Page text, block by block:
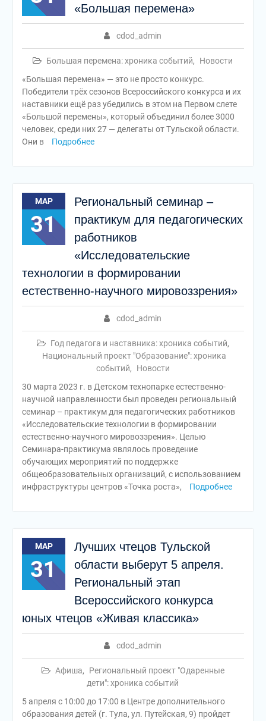
«Большая перемена»
cdod_admin
Большая перемена: хроника событий,
Новости
«Большая перемена» — это не просто конкурс.
Победители трёх сезонов Всероссийского конкурса и их
наставники ещё раз убедились в этом на Первом слете
«Большой перемены», который объединил более 3000
человек, среди них 27 — делегаты от Тульской области.
Они в
Подробнее
МАР
31
Региональный семинар –
практикум для педагогических
работников
«Исследовательские
технологии в формировании
естественно-научного мировоззрения»
cdod_admin
Год педагога и наставника: хроника событий,
Национальный проект "Образование": хроника
событий,
Новости
30 марта 2023 г. в Детском технопарке естественно-
научной направленности был проведен региональный
семинар – практикум для педагогических работников
«Исследовательские технологии в формировании
естественно-научного мировоззрения». Целью
Семинара-практикума являлось проведение
обучающих мероприятий по поддержке
общеобразовательных организаций, с использованием
инфраструктуры центров «Точка роста»,
Подробнее
МАР
31
Лучших чтецов Тульской
области выберут 5 апреля.
Региональный этап
Всероссийского конкурса
юных чтецов «Живая классика»
cdod_admin
Афиша,
Региональный проект "Одаренные
дети": хроника событий
5 апреля с 10:00 до 17:00 в Центре дополнительного
образования детей (г. Тула, ул. Путейская, 9) пройдет